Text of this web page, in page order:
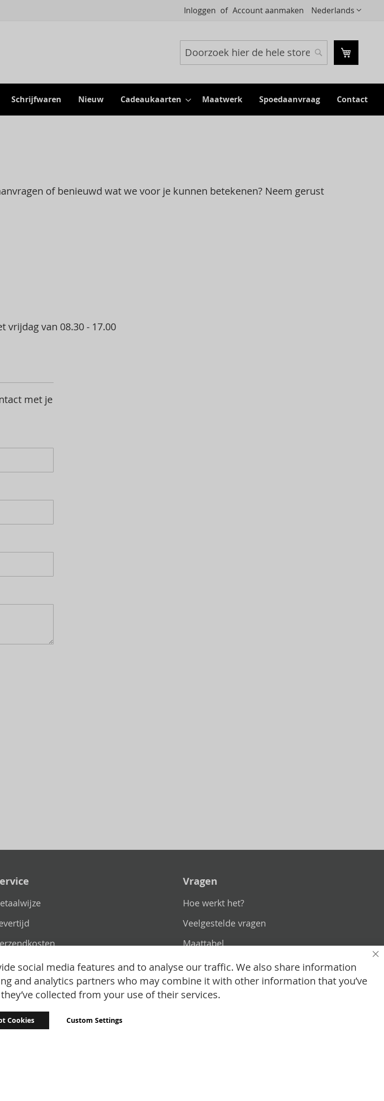
Taal
Nederlands
Inloggen Account aanmaken
Mijn
Zoeken Zoeken
Schrijfwaren Nieuw Cadeaukaarten Maatwerk Spoedaanvraag Contact
of benieuwd wat we voor je kunnen betekenen? Neem gerust
vrijdag van 08.30 - 17.00
met je
& retourneren
Vragen
Hoe werkt het?
Veelgestelde vragen
Maattabel
Maatwerk
Contact
2024 - 2026 UniGear. All rights reserved.
social media features and to analyse our traffic. We also share information
and analytics partners who may combine it with other information that you’ve
collected from your use of their services.
Cookies Custom Settings